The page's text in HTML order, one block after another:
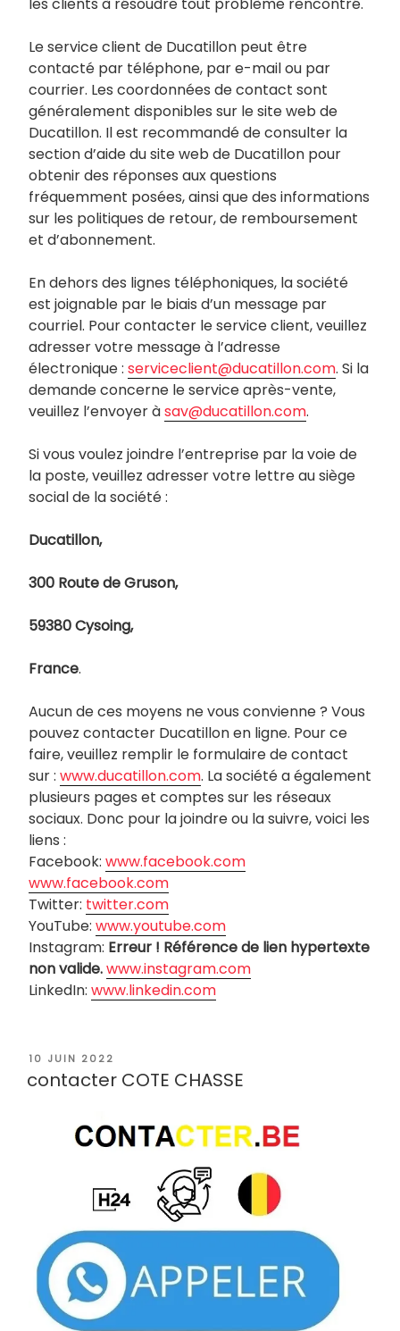
Le service client de Ducatillon peut être
contacté par téléphone, par e-mail ou par
courrier. Les coordonnées de contact sont
généralement disponibles sur le site web de
Ducatillon. Il est recommandé de consulter la
section d’aide du site web de Ducatillon pour
obtenir des réponses aux questions
fréquemment posées, ainsi que des informations
sur les politiques de retour, de remboursement
et d’abonnement.
En dehors des lignes téléphoniques, la société
est joignable par le biais d’un message par
courriel. Pour contacter le service client, veuillez
adresser votre message à l’adresse
électronique : serviceclient@ducatillon.com. Si la
demande concerne le service après-vente,
veuillez l’envoyer àsav@ducatillon.com.
Si vous voulez joindre l’entreprise par la voie de
la poste, veuillez adresser votre lettre au siège
social de la société :
Ducatillon,
300 Route de Gruson,
59380 Cysoing,
France.
Aucun de ces moyens ne vous convienne ? Vous
pouvez contacter Ducatillon en ligne. Pour ce
faire, veuillez remplir le formulaire de contact
sur : www.ducatillon.com. La société a également
plusieurs pages et comptes sur les réseaux
sociaux. Donc pour la joindre ou la suivre, voici les
liens :
Facebook: www.facebook.com
www.facebook.com
Twitter: twitter.com
YouTube: www.youtube.com
Instagram: Erreur ! Référence de lien hypertexte
non valide.www.instagram.com
LinkedIn: www.linkedin.com
PUBLIÉ
10 JUIN 2022
contacter COTE CHASSE